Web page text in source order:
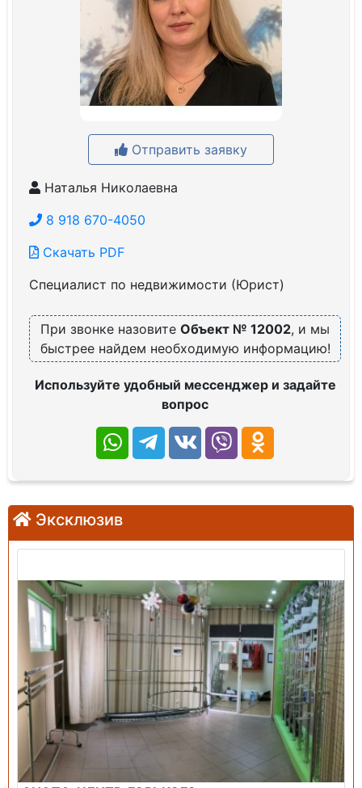
Отправить заявку
Наталья Николаевна
8 918 670-4050
Скачать PDF
Специалист по недвижимости (Юрист)
При звонке назовите Объект № 12002, и мы
быстрее найдем необходимую информацию!
Используйте удобный мессенджер и задайте
вопрос
Эксклюзив